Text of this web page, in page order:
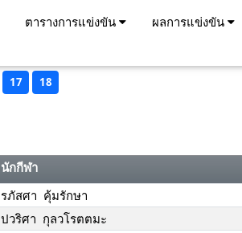
ตารางการแข่งขัน ผลการแข่งขัน
17 18
นักกีฬา
รภัสศา คุ้มรักษา
ปวริศา กุลวโรตตมะ